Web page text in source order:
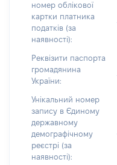
номер облікової
картки платника
податків (за
наявності):
Реквізити паспорта
громадянина
України:
Унікальний номер
запису в Єдиному
державному
демографічному
реєстрі (за
наявності):